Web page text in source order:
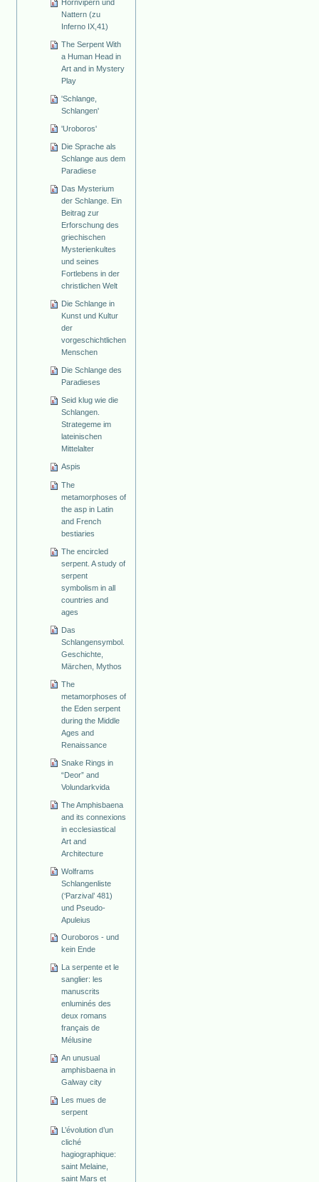
Hornvipern und
Nattern (zu
Inferno IX,41)
The Serpent With
a Human Head in
Art and in Mystery
Play
'Schlange,
Schlangen'
'Uroboros'
Die Sprache als
Schlange aus dem
Paradiese
Das Mysterium
der Schlange. Ein
Beitrag zur
Erforschung des
griechischen
Mysterienkultes
und seines
Fortlebens in der
christlichen Welt
Die Schlange in
Kunst und Kultur
der
vorgeschichtlichen
Menschen
Die Schlange des
Paradieses
Seid klug wie die
Schlangen.
Strategeme im
lateinischen
Mittelalter
Aspis
The
metamorphoses of
the asp in Latin
and French
bestiaries
The encircled
serpent. A study of
serpent
symbolism in all
countries and
ages
Das
Schlangensymbol.
Geschichte,
Märchen, Mythos
The
metamorphoses of
the Eden serpent
during the Middle
Ages and
Renaissance
Snake Rings in
“Deor” and
Volundarkvida
The Amphisbaena
and its connexions
in ecclesiastical
Art and
Architecture
Wolframs
Schlangenliste
(‘Parzival’ 481)
und Pseudo-
Apuleius
Ouroboros - und
kein Ende
La serpente et le
sanglier: les
manuscrits
enluminés des
deux romans
français de
Mélusine
An unusual
amphisbaena in
Galway city
Les mues de
serpent
L’évolution d’un
cliché
hagiographique:
saint Melaine,
saint Mars et